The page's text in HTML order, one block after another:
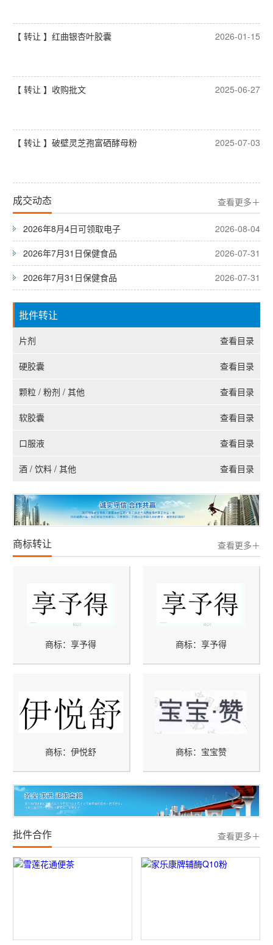
【 转让 】红曲银杏叶胶囊 2026-01-15
【 转让 】收购批文 2025-06-27
【 转让 】破壁灵芝孢富硒酵母粉 2025-07-03
成交动态 查看更多＋
2026年8月4日可领取电子
2026-08-04
2026年7月31日保健食品
2026-07-31
2026年7月31日保健食品
2026-07-31
批件转让
片剂 查看目录
硬胶囊 查看目录
颗粒 / 粉剂 / 其他 查看目录
软胶囊 查看目录
口服液 查看目录
酒 / 饮料 / 其他 查看目录
商标转让 查看更多＋
商标：享予得 商标：享予得
商标：伊悦舒 商标：宝宝赞
批件合作 查看更多＋